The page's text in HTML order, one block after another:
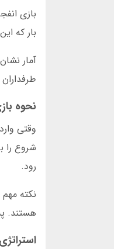
بازی
بار که این بازی را
نحوه
وقتی
شروع را
رود.
نکته
هستند.